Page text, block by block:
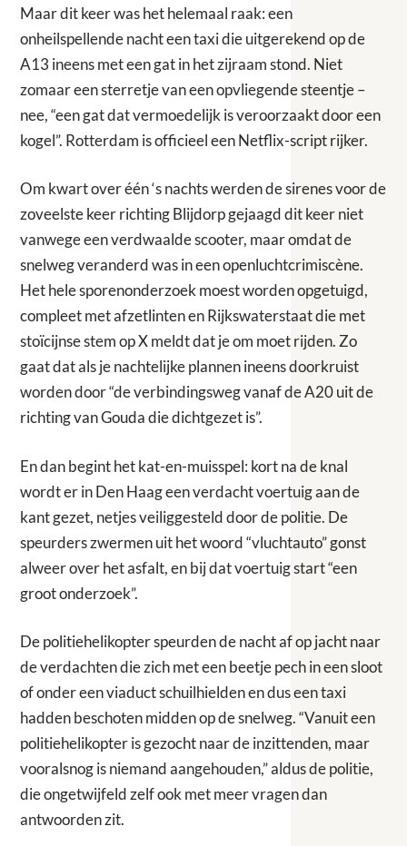
Maar dit keer was het helemaal raak: een
onheilspellende nacht een taxi die uitgerekend op de
A13 ineens met een gat in het zijraam stond. Niet
zomaar een sterretje van een opvliegende steentje –
nee, “een gat dat vermoedelijk is veroorzaakt door een
kogel”. Rotterdam is officieel een Netflix-script rijker.
Om kwart over één ‘s nachts werden de sirenes voor de
zoveelste keer richting Blijdorp gejaagd dit keer niet
vanwege een verdwaalde scooter, maar omdat de
snelweg veranderd was in een openluchtcrimiscène.
Het hele sporenonderzoek moest worden opgetuigd,
compleet met afzetlinten en Rijkswaterstaat die met
stoïcijnse stem op X meldt dat je om moet rijden. Zo
gaat dat als je nachtelijke plannen ineens doorkruist
worden door “de verbindingsweg vanaf de A20 uit de
richting van Gouda die dichtgezet is”.
En dan begint het kat-en-muisspel: kort na de knal
wordt er in Den Haag een verdacht voertuig aan de
kant gezet, netjes veiliggesteld door de politie. De
speurders zwermen uit het woord “vluchtauto” gonst
alweer over het asfalt, en bij dat voertuig start “een
groot onderzoek”.
De politiehelikopter speurden de nacht af op jacht naar
de verdachten die zich met een beetje pech in een sloot
of onder een viaduct schuilhielden en dus een taxi
hadden beschoten midden op de snelweg. “Vanuit een
politiehelikopter is gezocht naar de inzittenden, maar
vooralsnog is niemand aangehouden,” aldus de politie,
die ongetwijfeld zelf ook met meer vragen dan
antwoorden zit.